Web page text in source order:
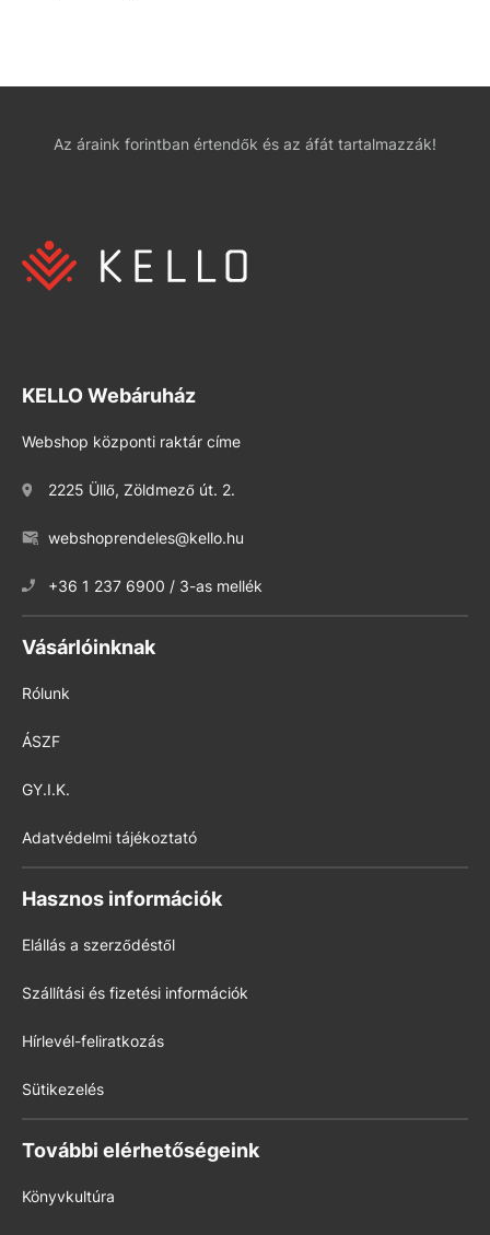
Az áraink forintban értendők és az áfát tartalmazzák!
KELLO Webáruház
Webshop központi raktár címe
2225 Üllő, Zöldmező út. 2.
webshoprendeles@kello.hu
+36 1 237 6900 / 3-as mellék
Vásárlóinknak
Rólunk
ÁSZF
GY.I.K.
Adatvédelmi tájékoztató
Hasznos információk
Elállás a szerződéstől
Szállítási és fizetési információk
Hírlevél-feliratkozás
Sütikezelés
További elérhetőségeink
Könyvkultúra